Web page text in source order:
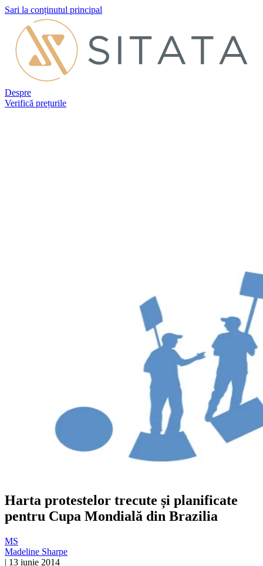
Sari la conținutul principal
Despre
Verifică prețurile
Harta protestelor trecute și planificate
pentru Cupa Mondială din Brazilia
MS
Madeline Sharpe
| 13 iunie 2014